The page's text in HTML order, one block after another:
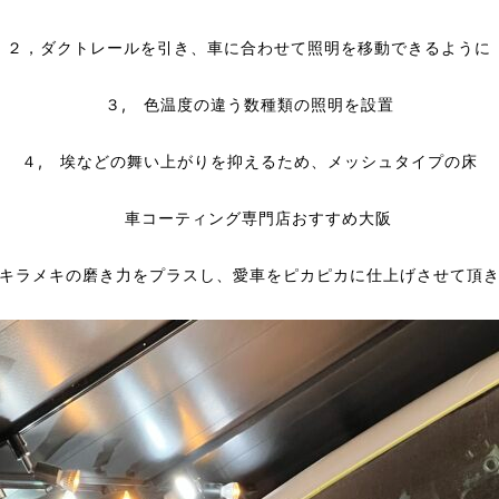
２，ダクトレールを引き、車に合わせて照明を移動できるように
３, 色温度の違う数種類の照明を設置
４, 埃などの舞い上がりを抑えるため、メッシュタイプの床
ラメキの磨き力をプラスし、愛車をピカピカに仕上げさせて頂